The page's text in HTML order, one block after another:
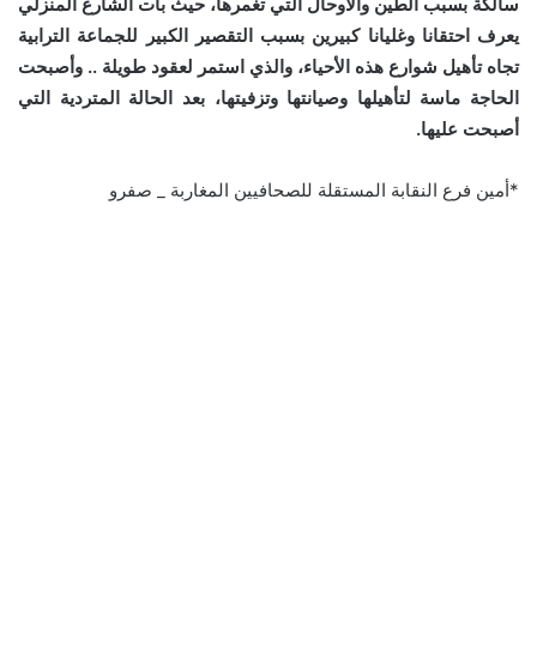
سالكة بسبب الطين والأوحال التي تغمرها، حيث بات الشارع المنزلي
يعرف احتقانا وغليانا كبيرين بسبب التقصير الكبير للجماعة الترابية
تجاه تأهيل شوارع هذه الأحياء، والذي استمر لعقود طويلة .. وأصبحت
الحاجة ماسة لتأهيلها وصيانتها وتزفيتها، بعد الحالة المتردية التي
أصبحت عليها.
*أمين فرع النقابة المستقلة للصحافيين المغاربة _ صفرو